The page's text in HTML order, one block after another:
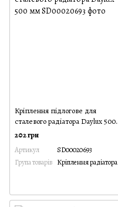
Кріплення підлогове для
сталевого радіатора Daylux 500
мм
202 грн
Артикул
SD00020693
Група товарів Кріплення радіатора